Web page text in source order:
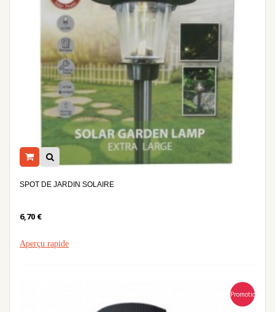
SPOT DE JARDIN SOLAIRE
6,70 €
Aperçu rapide
Promotion